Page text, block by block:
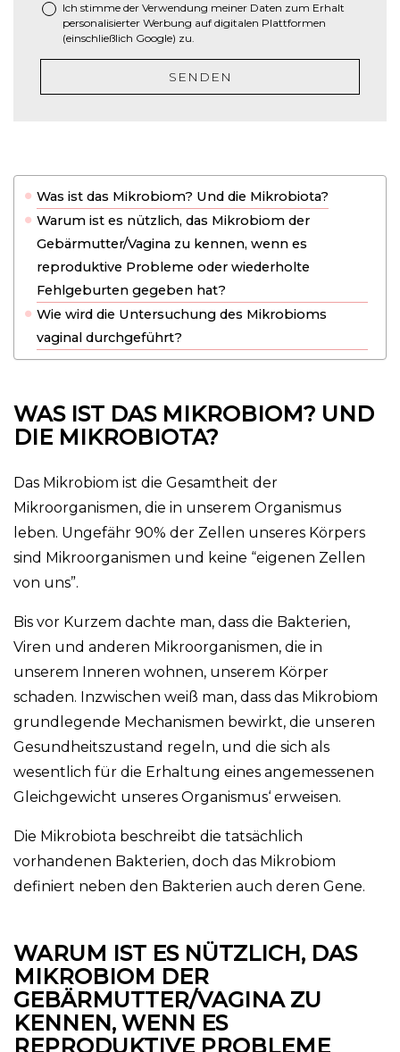
h
s
c
h
J
J
J
J
Ich stimme der Verwendung meiner Daten zum Erhalt
personalisierter Werbung auf digitalen Plattformen
(einschließlich Google) zu.
SENDEN
Was ist das Mikrobiom? Und die Mikrobiota?
Warum ist es nützlich, das Mikrobiom der
Gebärmutter/Vagina zu kennen, wenn es
reproduktive Probleme oder wiederholte
Fehlgeburten gegeben hat?
Wie wird die Untersuchung des Mikrobioms
vaginal durchgeführt?
WAS IST DAS MIKROBIOM? UND
DIE MIKROBIOTA?
Das Mikrobiom ist die Gesamtheit der
Mikroorganismen, die in unserem Organismus
leben. Ungefähr 90% der Zellen unseres Körpers
sind Mikroorganismen und keine “eigenen Zellen
von uns”.
Bis vor Kurzem dachte man, dass die Bakterien,
Viren und anderen Mikroorganismen, die in
unserem Inneren wohnen, unserem Körper
schaden. Inzwischen weiß man, dass das Mikrobiom
grundlegende Mechanismen bewirkt, die unseren
Gesundheitszustand regeln, und die sich als
wesentlich für die Erhaltung eines angemessenen
Gleichgewicht unseres Organismus‘ erweisen.
Die Mikrobiota beschreibt die tatsächlich
vorhandenen Bakterien, doch das Mikrobiom
definiert neben den Bakterien auch deren Gene.
WARUM IST ES NÜTZLICH, DAS
MIKROBIOM DER
GEBÄRMUTTER/VAGINA ZU
KENNEN, WENN ES
REPRODUKTIVE PROBLEME